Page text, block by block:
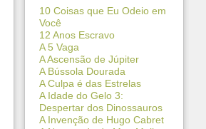
10 Coisas que Eu Odeio em
Você
12 Anos Escravo
A 5 Vaga
A Ascensão de Júpiter
A Bússola Dourada
A Culpa é das Estrelas
A Idade do Gelo 3:
Despertar dos Dinossauros
A Invenção de Hugo Cabret